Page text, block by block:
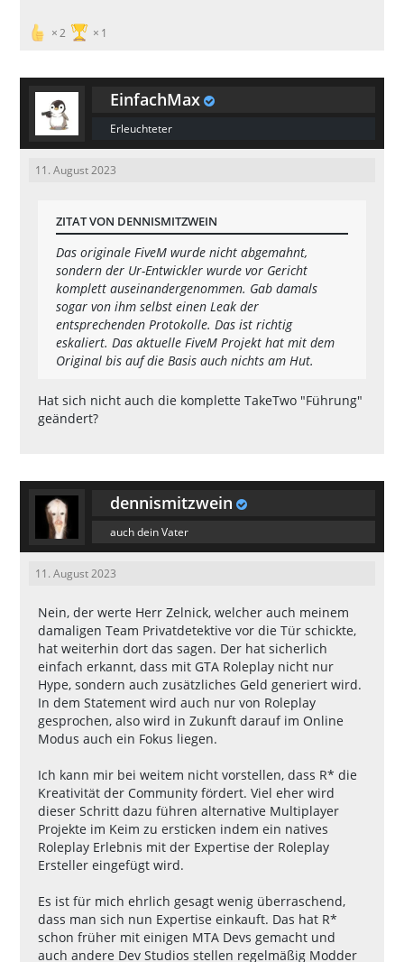
2 1
EinfachMax
Erleuchteter
11. August 2023
ZITAT VON DENNISMITZWEIN
Das originale FiveM wurde nicht abgemahnt,
sondern der Ur-Entwickler wurde vor Gericht
komplett auseinandergenommen. Gab damals
sogar von ihm selbst einen Leak der
entsprechenden Protokolle. Das ist richtig
eskaliert. Das aktuelle FiveM Projekt hat mit dem
Original bis auf die Basis auch nichts am Hut.
Hat sich nicht auch die komplette TakeTwo "Führung"
geändert?
dennismitzwein
auch dein Vater
11. August 2023
Nein, der werte Herr Zelnick, welcher auch meinem
damaligen Team Privatdetektive vor die Tür schickte,
hat weiterhin dort das sagen. Der hat sicherlich
einfach erkannt, dass mit GTA Roleplay nicht nur
Hype, sondern auch zusätzliches Geld generiert wird.
In dem Statement wird auch nur von Roleplay
gesprochen, also wird in Zukunft darauf im Online
Modus auch ein Fokus liegen.
Ich kann mir bei weitem nicht vorstellen, dass R* die
Kreativität der Community fördert. Viel eher wird
dieser Schritt dazu führen alternative Multiplayer
Projekte im Keim zu ersticken indem ein natives
Roleplay Erlebnis mit der Expertise der Roleplay
Ersteller eingefügt wird.
Es ist für mich ehrlich gesagt wenig überraschend,
dass man sich nun Expertise einkauft. Das hat R*
schon früher mit einigen MTA Devs gemacht und
auch andere Dev Studios stellen regelmäßig Modder